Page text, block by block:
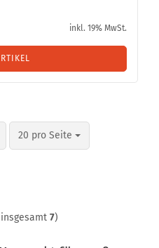
inkl. 19% MwSt.
20 pro Seite
pro Seite
7)